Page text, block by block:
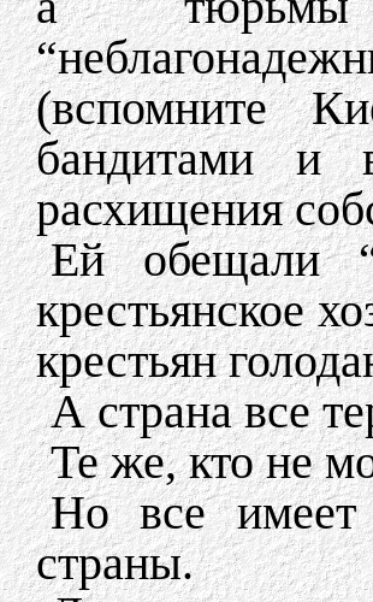
(вспомните
бандитами и
расхищения
Ей обещали
крестьянское
крестьян
А страна все
Те же, кто не
Но все имеет
страны.